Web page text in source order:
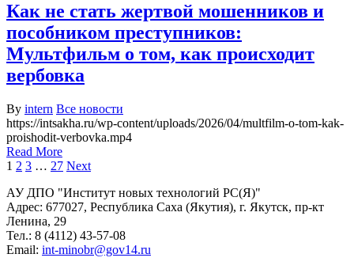
Как не стать жертвой мошенников и
пособником преступников:
Мультфильм о том, как происходит
вербовка
By intern Все новости
https://intsakha.ru/wp-content/uploads/2026/04/multfilm-o-tom-kak-
proishodit-verbovka.mp4
Read More
1 2 3 … 27 Next
АУ ДПО "Институт новых технологий РС(Я)"
Адрес: 677027, Республика Саха (Якутия), г. Якутск, пр-кт
Ленина, 29
Тел.: 8 (4112) 43-57-08
Email: int-minobr@gov14.ru